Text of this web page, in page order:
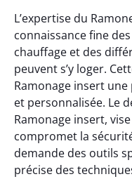
L’expertise du
connaissance fine
chauffage et des
peuvent s’y loger.
Ramonage insert
et personnalisée. Le
Ramonage insert,
compromet la
demande des outils
précise des